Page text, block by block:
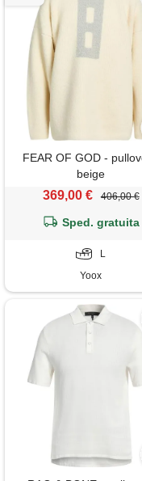
FEAR OF GOD -
beige
369,00 € 406,00 €
Sped. gratuita
L
Yoox